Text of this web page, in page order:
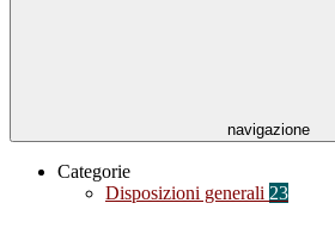
navigazione
Categorie
Disposizioni generali 23